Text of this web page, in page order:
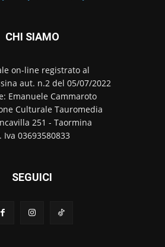
CHI SIAMO
on-line registrato al
aut. n.2 del 05/07/2022
Emanuele Cammaroto
Culturale Tauromedia
251 - Taormina
Iva 03693580833
SEGUICI